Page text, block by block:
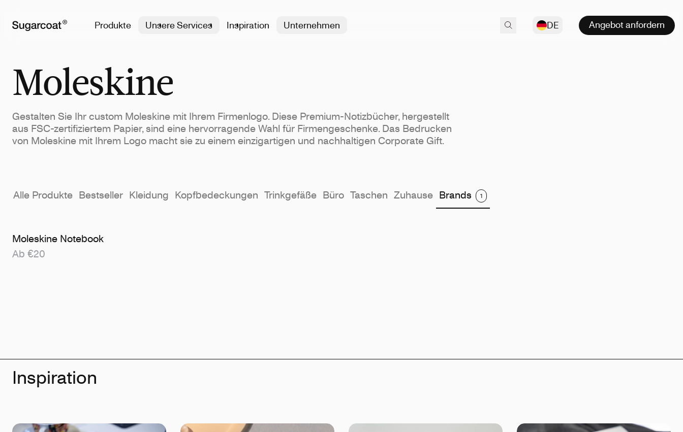
Produkte Unsere Services Inspiration Unternehmen DE Angebot anfordern
Moleskine
Gestalten Sie Ihr custom Moleskine mit Ihrem Firmenlogo. Diese Premium-Notizbücher, hergestellt
aus FSC-zertifiziertem Papier, sind eine hervorragende Wahl für Firmengeschenke. Das Bedrucken
von Moleskine mit Ihrem Logo macht sie zu einem einzigartigen und nachhaltigen Corporate Gift.
Alle Produkte Bestseller Kleidung Kopfbedeckungen Trinkgefäße Büro Taschen Zuhause Brands 1
Moleskine Notebook
Ab €20
Inspiration